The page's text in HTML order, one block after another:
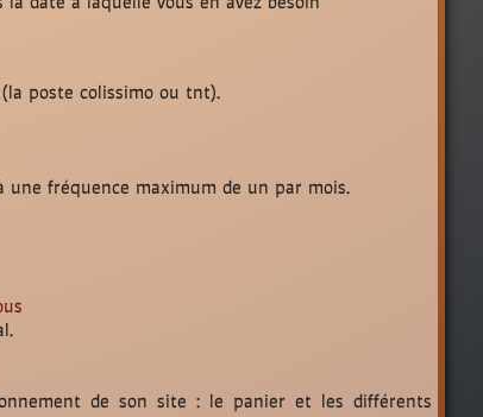
poste colissimo ou tnt).
une fréquence maximum de un par mois.
de son site : le panier et les différents